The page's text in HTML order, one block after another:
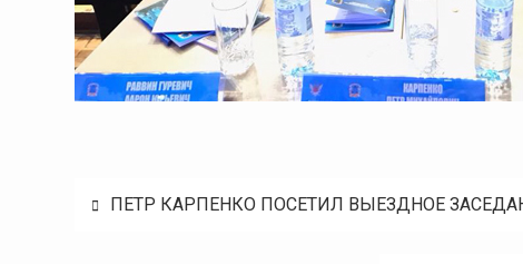
Навигация
ПЕТР КАРПЕНКО ПОСЕТИЛ ВЫЕЗДНОЕ